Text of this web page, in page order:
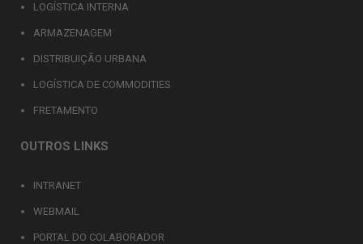
LOGÍSTICA INTERNA
ARMAZENAGEM
DISTRIBUIÇÃO URBANA
LOGÍSTICA DE COMMODITIES
FRETAMENTO
OUTROS LINKS
INTRANET
WEBMAIL
PORTAL DO COLABORADOR